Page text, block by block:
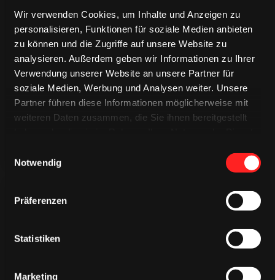
Wir verwenden Cookies, um Inhalte und Anzeigen zu
personalisieren, Funktionen für soziale Medien anbieten
zu können und die Zugriffe auf unsere Website zu
analysieren. Außerdem geben wir Informationen zu Ihrer
Verwendung unserer Website an unsere Partner für
soziale Medien, Werbung und Analysen weiter. Unsere
Partner führen diese Informationen möglicherweise mit
weiteren Daten zusammen, die Sie ihnen bereitgestellt
Notwendig
Präferenzen
Statistiken
Marketing
TRIKOTS
TRIKOTS
TRIKOTS